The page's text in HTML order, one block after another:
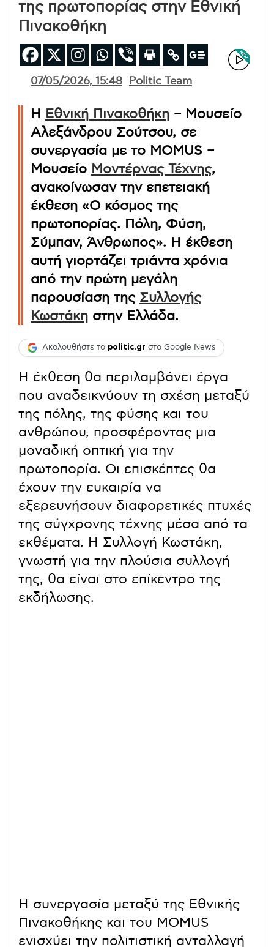
της πρωτοπορίας στην Εθνική
Πινακοθήκη
07/05/2026, 15:48 Politic Team
Η Εθνική Πινακοθήκη – Μουσείο
Αλεξάνδρου Σούτσου, σε
συνεργασία με το MOMUS –
Μουσείο Μοντέρνας Τέχνης,
ανακοίνωσαν την επετειακή
έκθεση «Ο κόσμος της
πρωτοπορίας. Πόλη, Φύση,
Σύμπαν, Άνθρωπος». Η έκθεση
αυτή γιορτάζει τριάντα χρόνια
από την πρώτη μεγάλη
παρουσίαση της Συλλογής
Κωστάκη στην Ελλάδα.
Ακολουθήστε το politic.gr στο Google News
Η έκθεση θα περιλαμβάνει έργα
που αναδεικνύουν τη σχέση μεταξύ
της πόλης, της φύσης και του
ανθρώπου, προσφέροντας μια
μοναδική οπτική για την
πρωτοπορία. Οι επισκέπτες θα
έχουν την ευκαιρία να
εξερευνήσουν διαφορετικές πτυχές
της σύγχρονης τέχνης μέσα από τα
εκθέματα. Η Συλλογή Κωστάκη,
γνωστή για την πλούσια συλλογή
της, θα είναι στο επίκεντρο της
εκδήλωσης.
Η συνεργασία μεταξύ της Εθνικής
Πινακοθήκης και του MOMUS
ενισχύει την πολιτιστική ανταλλαγή